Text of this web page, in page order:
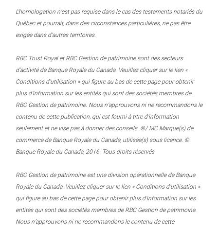
L’homologation n’est pas requise dans le cas des testaments notariés du
Québec et pourrait, dans des circonstances particulières, ne pas être
exigée dans d’autres territoires.
RBC Trust Royal et RBC Gestion de patrimoine sont des secteurs
d’activité de Banque Royale du Canada. Veuillez cliquer sur le lien «
Conditions d’utilisation » qui figure au bas de cette page pour obtenir
plus d’information sur les entités qui sont des sociétés membres de
RBC Gestion de patrimoine. Nous n’approuvons ni ne recommandons le
contenu de cette publication, qui est fourni à titre d’information
seulement et ne vise pas à donner des conseils. ®/ MC Marque(s) de
commerce de Banque Royale du Canada, utilisée(s) sous licence. ©
Banque Royale du Canada, 2016. Tous droits réservés.
RBC Gestion de patrimoine est une division opérationnelle de Banque
Royale du Canada. Veuillez cliquer sur le lien « Conditions d’utilisation »
qui figure au bas de cette page pour obtenir plus d’information sur les
entités qui sont des sociétés membres de RBC Gestion de patrimoine.
Nous n’approuvons ni ne recommandons le contenu de cette